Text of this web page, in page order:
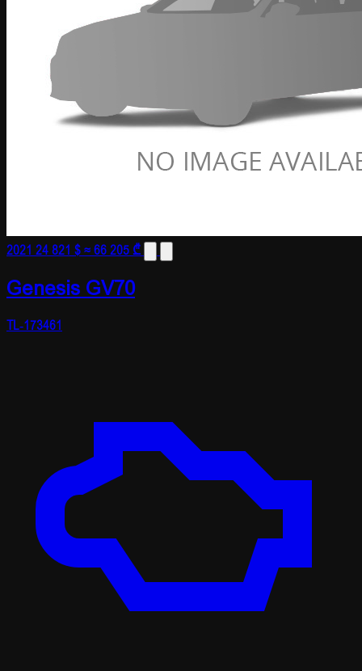
2021 24 821 $≈ 66 205 ₾
Genesis GV70
TL-173461